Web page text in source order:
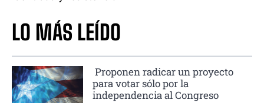
LO MÁS LEÍDO
Proponen radicar un proyecto
para votar sólo por la
independencia al Congreso